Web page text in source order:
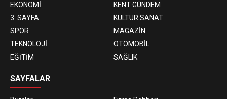
EKONOMİ
KENT GÜNDEM
3. SAYFA
KULTUR SANAT
SPOR
MAGAZİN
TEKNOLOJİ
OTOMOBİL
EĞİTİM
SAĞLIK
SAYFALAR